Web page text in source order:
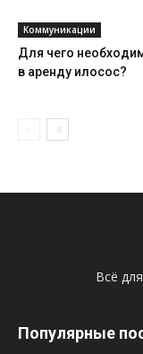
Коммуникации
Для чего
в аренду илосос?
Всё
Популярные